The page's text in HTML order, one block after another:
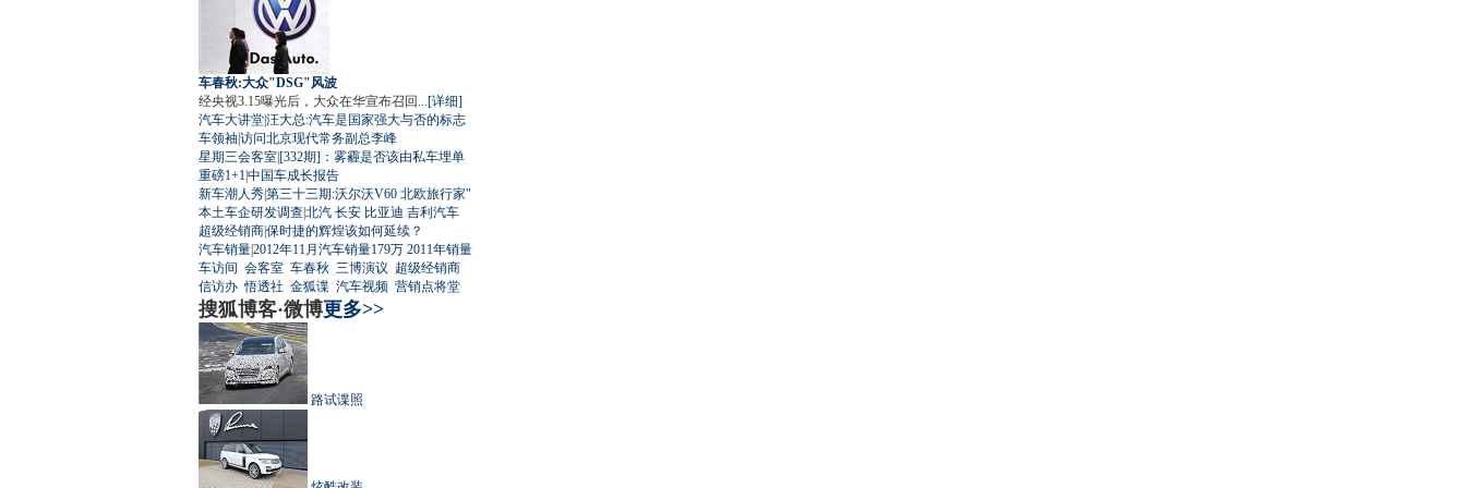
车春秋:大众"DSG"风波
经央视3.15曝光后，大众在华宣布召回... [详细]
汽车大讲堂|汪大总:汽车是国家强大与否的标志
车领袖|访问北京现代常务副总李峰
星期三会客室|[332期]：雾霾是否该由私车埋单
重磅1+1 |中国车成长报告
新车潮人秀|第三十三期:沃尔沃V60 北欧旅行家"
本土车企研发调查|北汽 长安 比亚迪 吉利汽车
超级经销商|保时捷的辉煌该如何延续？
汽车销量|2012年11月汽车销量179万 2011年销量
车访间 会客室 车春秋 三博演议 超级经销商
信访办 悟透社 金狐谍 汽车视频 营销点将堂
搜狐博客·微博更多>>
路试谍照